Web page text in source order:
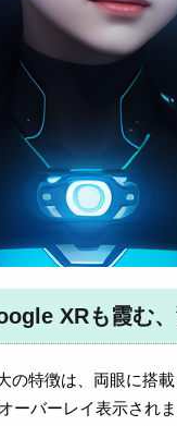
XRも霞む
の特徴は、両眼に搭
ーバーレイ表示され